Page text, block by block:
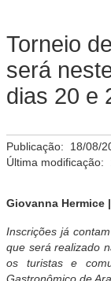
Torneio
será
dias 20 e
Publicação: 18/08/
Última modificação:
Giovanna Hermice
Inscrições já
que será realizado
os turistas e